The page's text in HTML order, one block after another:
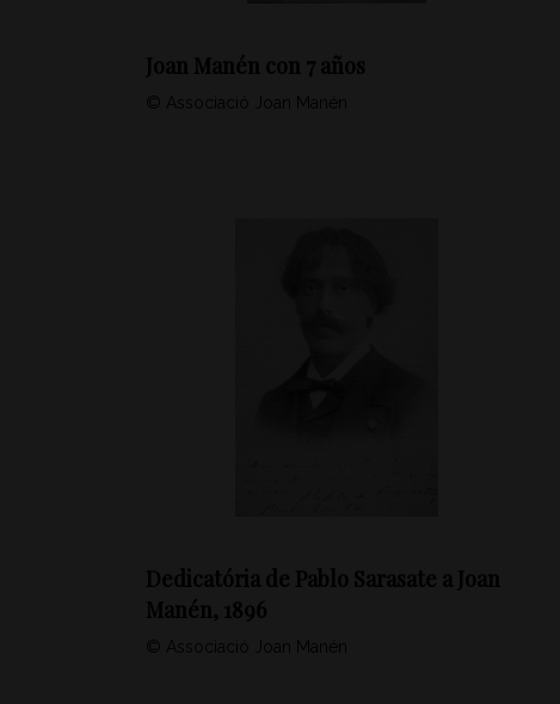
Joan Manén con 7 años
© Associació Joan Manén
Dedicatória de Pablo Sarasate a Joan
Manén, 1896
© Associació Joan Manén